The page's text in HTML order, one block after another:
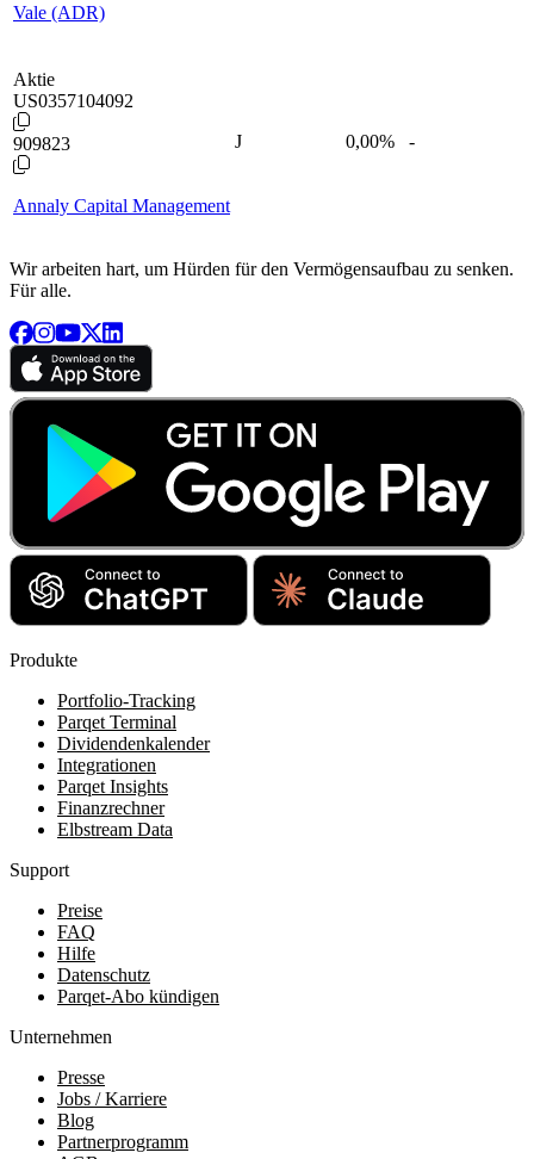
Vale (ADR)
Aktie
US0357104092
909823
Annaly Capital Management
J 0,00% -
Wir arbeiten hart, um Hürden für den Vermögensaufbau zu senken.
Für alle.
Produkte
Portfolio-Tracking
Parqet Terminal
Dividendenkalender
Integrationen
Parqet Insights
Finanzrechner
Elbstream Data
Support
Preise
FAQ
Hilfe
Datenschutz
Parqet-Abo kündigen
Unternehmen
Presse
Jobs / Karriere
Blog
Partnerprogramm